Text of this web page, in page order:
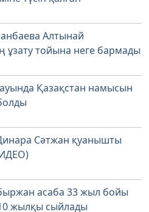
Алтынай
тойына неге бармады
Қазақстан намысын
Сәтжан қуанышты
асаба 33 жыл бойы
жылқы сыйлады